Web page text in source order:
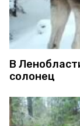
В
солонец